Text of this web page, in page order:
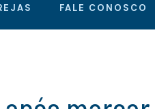
FALE CONOSCO